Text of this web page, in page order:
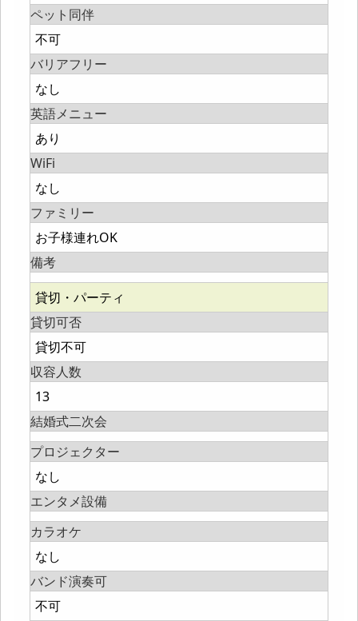
ペット同伴
不可
バリアフリー
なし
英語メニュー
あり
WiFi
なし
ファミリー
お子様連れOK
備考
貸切・パーティ
貸切可否
貸切不可
収容人数
13
結婚式二次会
プロジェクター
なし
エンタメ設備
カラオケ
なし
バンド演奏可
不可